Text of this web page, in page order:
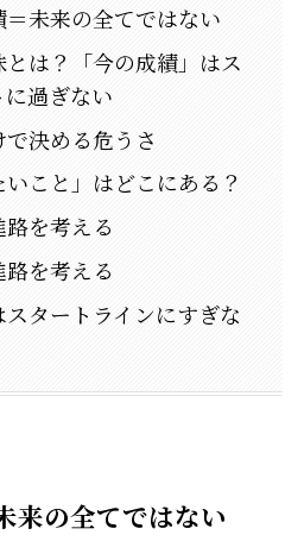
未来の全てではない
は？「今の成績」はス
過ぎない
決める危うさ
こと」はどこにある？
を考える
を考える
タートラインにすぎな
来の全てではない